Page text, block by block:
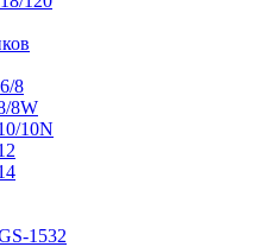
8
8W
10N
1532